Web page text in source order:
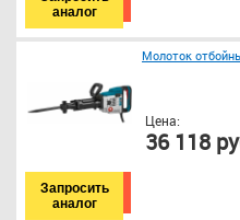
аналог
Молоток
Цена:
36 118
Запросить
аналог